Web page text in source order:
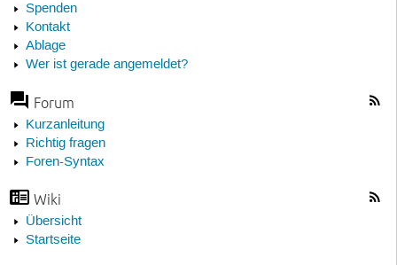
Spenden
Kontakt
Ablage
Wer ist gerade angemeldet?
Forum
Kurzanleitung
Richtig fragen
Foren-Syntax
Wiki
Übersicht
Startseite